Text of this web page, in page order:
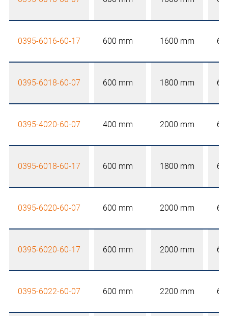
0395-6016-60-17 600 mm 1600 mm
0395-6018-60-07 600 mm 1800 mm
0395-4020-60-07 400 mm 2000 mm
0395-6018-60-17 600 mm 1800 mm
0395-6020-60-07 600 mm 2000 mm
0395-6020-60-17 600 mm 2000 mm
0395-6022-60-07 600 mm 2200 mm